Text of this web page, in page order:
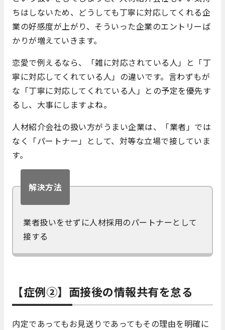
ちはしないため、どうしても丁寧に対応してくれる企
業の好感度が上がり、そういった企業のエントリーば
かりが増えていきます。
恋愛で例えるなら、「雑に対応されている人」と「丁
寧に対応してくれている人」の違いです。言わずもが
な「丁寧に対応してくれている人」との予定を優先す
るし、大事にしますよね。
人材紹介会社の扱い方がうまい企業は、「業者」では
なく「パートナー」として、対等な立場で接していま
す。
解決方法
業者扱いをせずに人材採用のパートナーとして
接する
【症例②】 面接後の情報共有を怠る
内定であってもお見送りであってもその理由を明確に